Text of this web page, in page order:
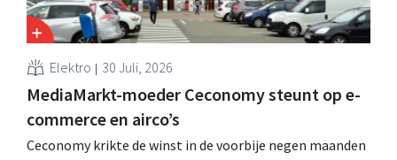
Elektro 30 Juli, 2026
MediaMarkt-moeder Ceconomy steunt op e-
commerce en airco’s
Ceconomy krikte de winst in de voorbije negen maanden